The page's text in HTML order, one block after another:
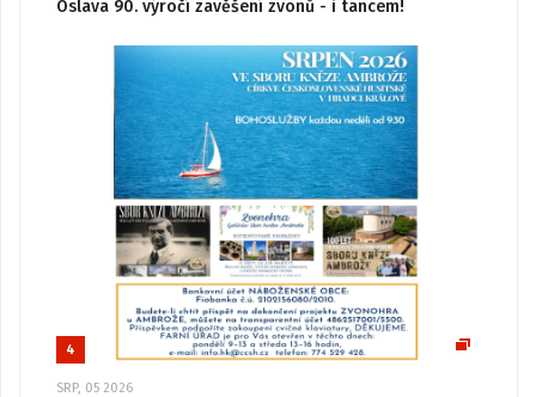
Oslava 90. výročí zavěšení zvonů - i tancem!
4
SRP, 05 2026